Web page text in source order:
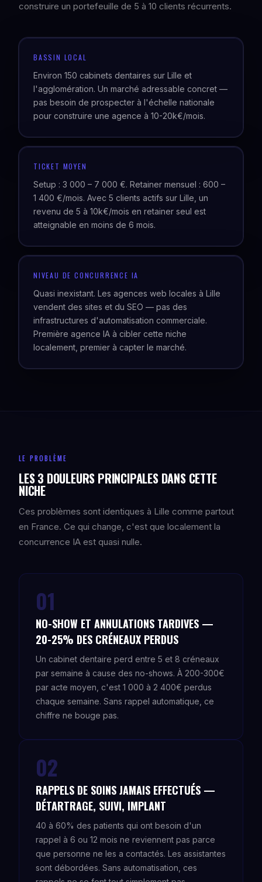
construire un portefeuille de 5 à 10 clients récurrents.
BASSIN LOCAL
Environ 150 cabinets dentaires sur Lille et
l'agglomération. Un marché adressable concret —
pas besoin de prospecter à l'échelle nationale
pour construire une agence à 10-20k€/mois.
TICKET MOYEN
Setup : 3 000 – 7 000 €. Retainer mensuel : 600 –
1 400 €/mois. Avec 5 clients actifs sur Lille, un
revenu de 5 à 10k€/mois en retainer seul est
atteignable en moins de 6 mois.
NIVEAU DE CONCURRENCE IA
Quasi inexistant. Les agences web locales à Lille
vendent des sites et du SEO — pas des
infrastructures d'automatisation commerciale.
Première agence IA à cibler cette niche
localement, premier à capter le marché.
LE PROBLÈME
LES 3 DOULEURS PRINCIPALES DANS CETTE
NICHE
Ces problèmes sont identiques à Lille comme partout
en France. Ce qui change, c'est que localement la
concurrence IA est quasi nulle.
01
NO-SHOW ET ANNULATIONS TARDIVES —
20-25% DES CRÉNEAUX PERDUS
Un cabinet dentaire perd entre 5 et 8 créneaux
par semaine à cause des no-shows. À 200-300€
par acte moyen, c'est 1 000 à 2 400€ perdus
chaque semaine. Sans rappel automatique, ce
chiffre ne bouge pas.
02
RAPPELS DE SOINS JAMAIS EFFECTUÉS —
DÉTARTRAGE, SUIVI, IMPLANT
40 à 60% des patients qui ont besoin d'un
rappel à 6 ou 12 mois ne reviennent pas parce
que personne ne les a contactés. Les assistantes
sont débordées. Sans automatisation, ces